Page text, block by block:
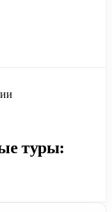
туры: